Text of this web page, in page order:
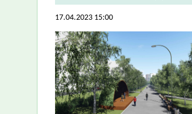
17.04.2023 15:00